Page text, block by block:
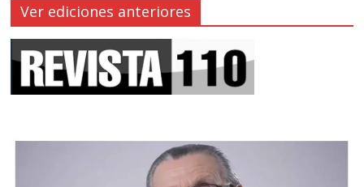
Ver ediciones anteriores